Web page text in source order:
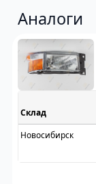
Аналоги
Склад
Новосибирск